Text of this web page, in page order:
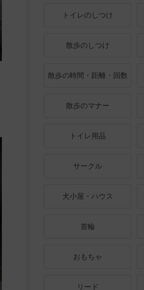
トイレのしつけ
散歩のしつけ
散歩の時間・距離・回数
散歩のマナー
トイレ用品
サークル
犬小屋・ハウス
首輪
おもちゃ
リード